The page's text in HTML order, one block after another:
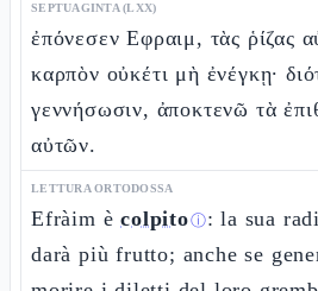
SEPTUAGINTA (LXX)
ἐπόνεσεν Εφραιμ, τὰς ῥίζας
καρπὸν οὐκέτι μὴ ἐνέγκῃ·
γεννήσωσιν, ἀποκτενῶ τὰ
αὐτῶν.
LETTURA ORTODOSSA
Efràim ècolpitoⓘ: la sua
darà più frutto; anche se